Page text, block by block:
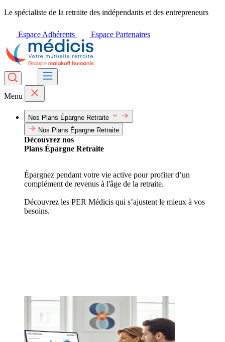
Le spécialiste de la retraite des indépendants et des entrepreneurs
Espace Adhérents Espace Partenaires
Menu
Nos Plans Épargne Retraite
Nos Plans Épargne Retraite
Découvrez nos
Plans Épargne Retraite
Épargnez pendant votre vie active pour profiter d’un
complément de revenus à l'âge de la retraite.
Découvrez les PER Médicis qui s’ajustent le mieux à vos
besoins.